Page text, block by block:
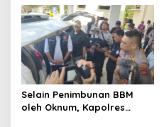
Optimalkan Penyaluran
BBM Subsidi dan Perkuat
Pengawasan di Kabupaten
Ogan Komering Ulu
Selain Penimbunan BBM
oleh Oknum, Kapolres